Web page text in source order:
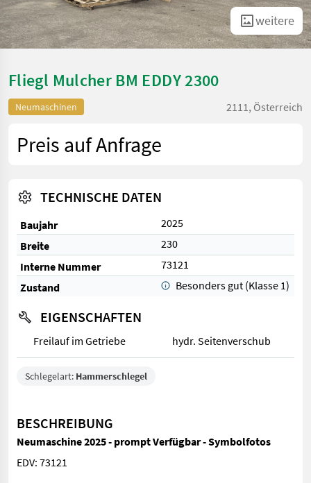
weitere
Fliegl Mulcher BM EDDY 2300
Neumaschinen 2111, Österreich
Preis auf Anfrage
TECHNISCHE DATEN
Baujahr
2025
Breite
230
Interne Nummer
73121
Zustand
Besonders gut (Klasse 1)
EIGENSCHAFTEN
Freilauf im Getriebe hydr. Seitenverschub
Schlegelart: Hammerschlegel
BESCHREIBUNG
Neumaschine 2025 - prompt Verfügbar - Symbolfotos
EDV: 73121